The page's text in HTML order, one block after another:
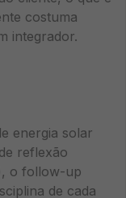
costuma
integrador.
energia solar
reflexão
o follow-up
de cada